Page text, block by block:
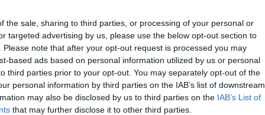
the sale, sharing to third parties, or processing of your personal or
targeted advertising by us, please use the below opt-out section to
Please note that after your opt-out request is processed you may
based ads based on personal information utilized by us or personal
third parties prior to your opt-out. You may separately opt-out of the
personal information by third parties on the IAB’s list of downstream
may also be disclosed by us to third parties on the IAB’s List of
that may further disclose it to other third parties.